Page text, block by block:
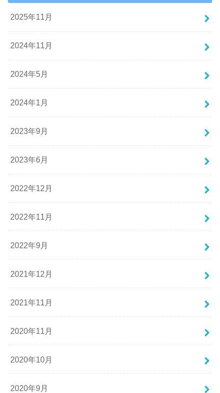
2025年11月
2024年11月
2024年5月
2024年1月
2023年9月
2023年6月
2022年12月
2022年11月
2022年9月
2021年12月
2021年11月
2020年11月
2020年10月
2020年9月